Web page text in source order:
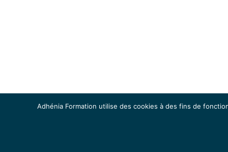
Adhénia Formation utilise des cookies à des fins de